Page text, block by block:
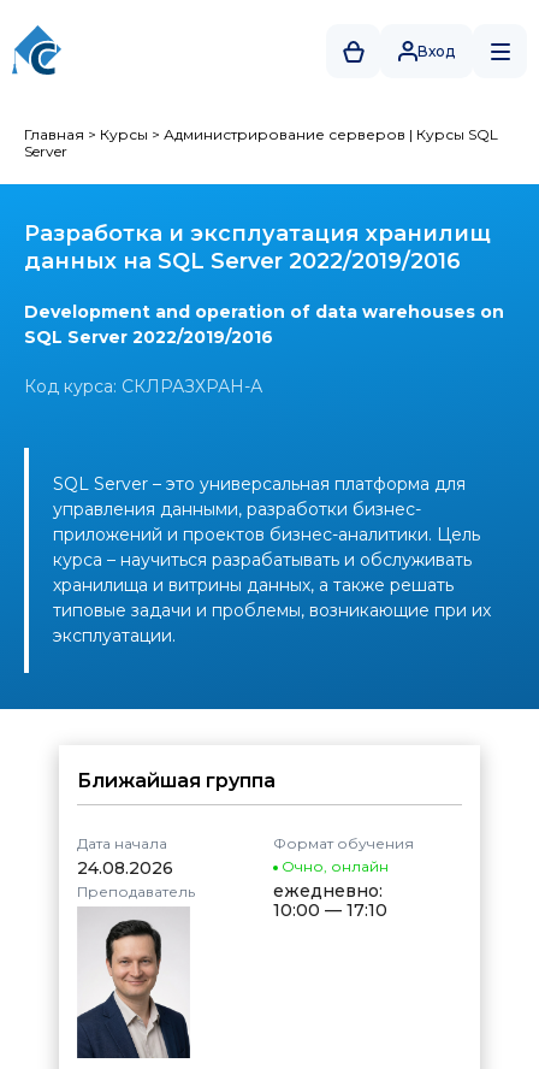
Вход
Главная > Курсы > Администрирование серверов | Курсы SQL
Server
Разработка и эксплуатация хранилищ
данных на SQL Server 2022/2019/2016
Development and operation of data warehouses on
SQL Server 2022/2019/2016
Код курса: СКЛРАЗХРАН-А
SQL Server – это универсальная платформа для
управления данными, разработки бизнес-
приложений и проектов бизнес-аналитики. Цель
курса – научиться разрабатывать и обслуживать
хранилища и витрины данных, а также решать
типовые задачи и проблемы, возникающие при их
эксплуатации.
Ближайшая группа
Дата начала
24.08.2026
Преподаватель
Формат обучения
Очно, онлайн
ежедневно:
10:00 — 17:10